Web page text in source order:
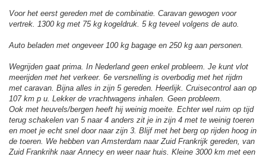
Voor het eerst gereden met de combinatie. Caravan gewogen voor
vertrek. 1300 kg met 75 kg kogeldruk. 5 kg teveel volgens de auto.
Auto beladen met ongeveer 100 kg bagage en 250 kg aan personen.
Wegrijden gaat prima. In Nederland geen enkel probleem. Je kunt vlot
meerijden met het verkeer. 6e versnelling is overbodig met het rijdrn
met caravan. Bijna alles in zijn 5 gereden. Heerlijk. Cruisecontrol aan op
107 km p u. Lekker de vrachtwagens inhalen. Geen probleem.
Ook met heuvels/bergen heeft hij weinig moeite. Echter wel ruim op tijd
terug schakelen van 5 naar 4 anders zit je in zijn 4 met te weinig toeren
en moet je echt snel door naar zijn 3. Blijf met het berg op rijden hoog in
de toeren. We hebben van Amsterdam naar Zuid Frankrijk gereden, van
Zuid Frankrihk naar Annecy en weer naar huis. Kleine 3000 km met een